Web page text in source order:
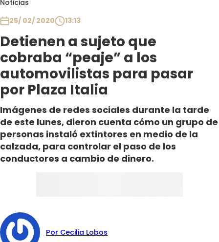
Noticias
25/ 02/ 2020
13:13
Detienen a sujeto que
cobraba “peaje” a los
automovilistas para pasar
por Plaza Italia
Imágenes de redes sociales durante la tarde
de este lunes, dieron cuenta cómo un grupo de
personas instaló extintores en medio de la
calzada, para controlar el paso de los
conductores a cambio de dinero.
Por Cecilia Lobos
Club De La Comedia
Contigo en Directo
Plan Perfecto
El Tiempo
Sabingo
Todos Los Programas